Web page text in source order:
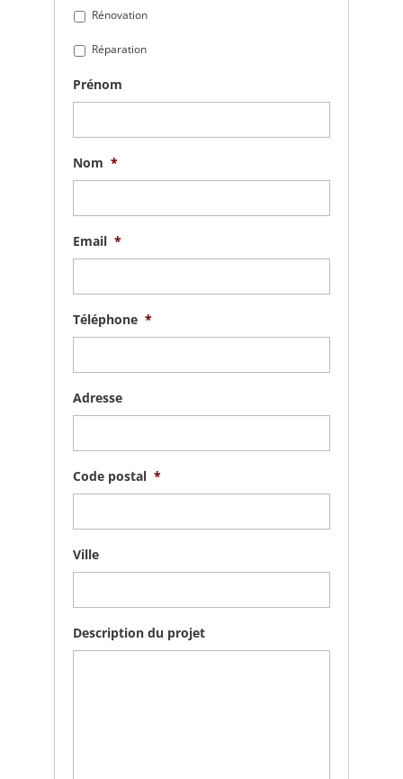
Rénovation
Réparation
Prénom
Nom *
Email *
Téléphone *
Adresse
Code postal *
Ville
Description du projet